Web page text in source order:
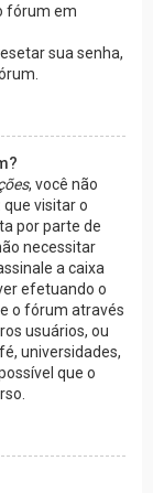
fórum em
sua senha,
, você não
visitar o
por parte de
necessitar
a caixa
efetuando o
o fórum através
usuários, ou
universidades,
que o